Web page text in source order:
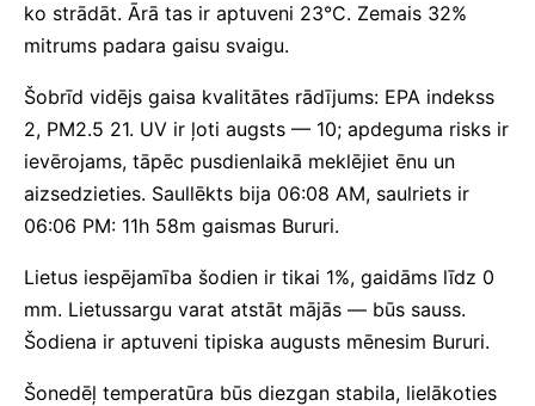
ko strādāt. Ārā tas ir aptuveni 23°C. Zemais 32%
mitrums padara gaisu svaigu.
Šobrīd vidējs gaisa kvalitātes rādījums: EPA indekss
2, PM2.5 21. UV ir ļoti augsts — 10; apdeguma risks ir
ievērojams, tāpēc pusdienlaikā meklējiet ēnu un
aizsedzieties. Saullēkts bija 06:08 AM, saulriets ir
06:06 PM: 11h 58m gaismas Bururi.
Lietus iespējamība šodien ir tikai 1%, gaidāms līdz 0
mm. Lietussargu varat atstāt mājās — būs sauss.
Šodiena ir aptuveni tipiska augusts mēnesim Bururi.
Šonedēļ temperatūra būs diezgan stabila, lielākoties